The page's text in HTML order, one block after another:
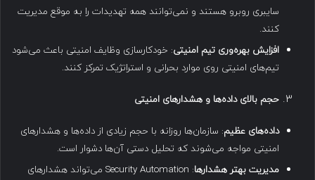
سایبری روبرو هستند و نمی‌توانند همه تهدیدات را به موقع مدیریت
کنند.
افزایش بهره‌وری تیم امنیتی: خودکارسازی وظایف امنیتی باعث می‌شود
تیم‌های امنیتی روی موارد بحرانی و استراتژیک تمرکز کنند.
حجم بالای داده‌ها و هشدارهای امنیتی
داده‌های عظیم: سازمان‌ها روزانه با حجم زیادی از داده‌ها و هشدارهای
امنیتی مواجه می‌شوند که تحلیل دستی آن‌ها دشوار است.
مدیریت بهتر هشدارها
: Security Automation می‌تواند هشدارهای